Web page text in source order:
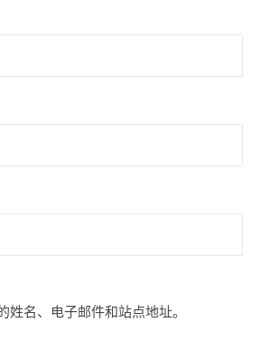
姓名、电子邮件和站点地址。